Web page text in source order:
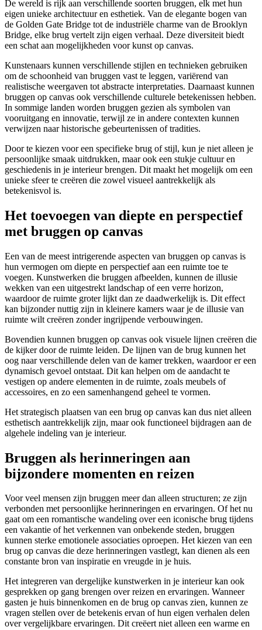
De wereld is rijk aan verschillende soorten bruggen, elk met hun
eigen unieke architectuur en esthetiek. Van de elegante bogen van
de Golden Gate Bridge tot de industriële charme van de Brooklyn
Bridge, elke brug vertelt zijn eigen verhaal. Deze diversiteit biedt
een schat aan mogelijkheden voor kunst op canvas.
Kunstenaars kunnen verschillende stijlen en technieken gebruiken
om de schoonheid van bruggen vast te leggen, variërend van
realistische weergaven tot abstracte interpretaties. Daarnaast kunnen
bruggen op canvas ook verschillende culturele betekenissen hebben.
In sommige landen worden bruggen gezien als symbolen van
vooruitgang en innovatie, terwijl ze in andere contexten kunnen
verwijzen naar historische gebeurtenissen of tradities.
Door te kiezen voor een specifieke brug of stijl, kun je niet alleen je
persoonlijke smaak uitdrukken, maar ook een stukje cultuur en
geschiedenis in je interieur brengen. Dit maakt het mogelijk om een
unieke sfeer te creëren die zowel visueel aantrekkelijk als
betekenisvol is.
Het toevoegen van diepte en perspectief
met bruggen op canvas
Een van de meest intrigerende aspecten van bruggen op canvas is
hun vermogen om diepte en perspectief aan een ruimte toe te
voegen. Kunstwerken die bruggen afbeelden, kunnen de illusie
wekken van een uitgestrekt landschap of een verre horizon,
waardoor de ruimte groter lijkt dan ze daadwerkelijk is. Dit effect
kan bijzonder nuttig zijn in kleinere kamers waar je de illusie van
ruimte wilt creëren zonder ingrijpende verbouwingen.
Bovendien kunnen bruggen op canvas ook visuele lijnen creëren die
de kijker door de ruimte leiden. De lijnen van de brug kunnen het
oog naar verschillende delen van de kamer trekken, waardoor er een
dynamisch gevoel ontstaat. Dit kan helpen om de aandacht te
vestigen op andere elementen in de ruimte, zoals meubels of
accessoires, en zo een samenhangend geheel te vormen.
Het strategisch plaatsen van een brug op canvas kan dus niet alleen
esthetisch aantrekkelijk zijn, maar ook functioneel bijdragen aan de
algehele indeling van je interieur.
Bruggen als herinneringen aan
bijzondere momenten en reizen
Voor veel mensen zijn bruggen meer dan alleen structuren; ze zijn
verbonden met persoonlijke herinneringen en ervaringen. Of het nu
gaat om een romantische wandeling over een iconische brug tijdens
een vakantie of het verkennen van onbekende steden, bruggen
kunnen sterke emotionele associaties oproepen. Het kiezen van een
brug op canvas die deze herinneringen vastlegt, kan dienen als een
constante bron van inspiratie en vreugde in je huis.
Het integreren van dergelijke kunstwerken in je interieur kan ook
gesprekken op gang brengen over reizen en ervaringen. Wanneer
gasten je huis binnenkomen en de brug op canvas zien, kunnen ze
vragen stellen over de betekenis ervan of hun eigen verhalen delen
over vergelijkbare ervaringen. Dit creëert niet alleen een warme en